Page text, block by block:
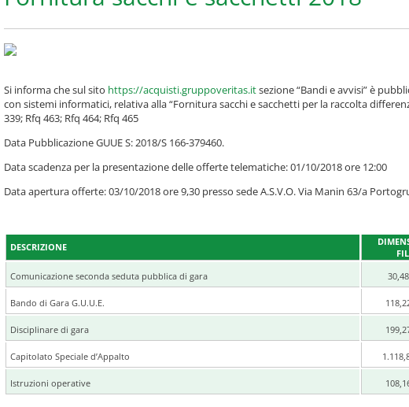
Si informa che sul sito https://acquisti.gruppoveritas.itsezione “Bandi e avvisi” è
con sistemi informatici, relativa alla “Fornitura sacchi e sacchetti per la raccolta
339; Rfq 463; Rfq 464; Rfq 465
Data Pubblicazione GUUE S: 2018/S 166-379460.
Data scadenza per la presentazione delle offerte telematiche: 01/10/2018 ore 12:00
Data apertura offerte: 03/10/2018 ore 9,30 presso sede A.S.V.O. Via Manin 63/a
DESCRIZIONE
Comunicazione seconda seduta pubblica di gara
Bando di Gara G.U.U.E.
Disciplinare di gara
Capitolato Speciale d’Appalto
Istruzioni operative